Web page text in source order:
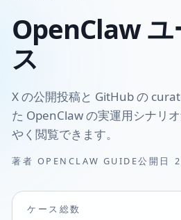
OpenClaw ユ
ス
X の公開投稿と GitHub の
た OpenClaw の実運用シナリ
やく閲覧できます。
著者 OPENCLAW GUIDE公開日
ケース総数